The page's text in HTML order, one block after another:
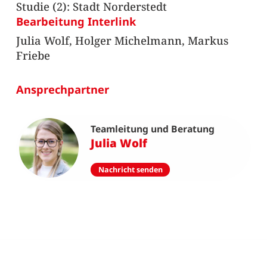
Studie (2): Stadt Norderstedt
Bearbeitung Interlink
Julia Wolf, Holger Michelmann, Markus
Friebe
Ansprechpartner
Teamleitung und Beratung
Julia Wolf
Nachricht senden